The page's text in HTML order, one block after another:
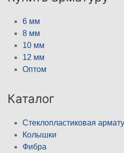
6 мм
8 мм
10 мм
12 мм
Оптом
Каталог
Стеклопластиковая
Колышки
Фибра